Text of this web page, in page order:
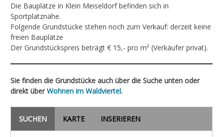
Die Bauplätze in Klein Meiseldorf befinden sich in
Sportplatznähe.
Folgende Grundstücke stehen noch zum Verkauf: derzeit keine
freien Bauplätze
Der Grundstückspreis beträgt € 15,- pro m² (Verkäufer privat).
Sie finden die Grundstücke auch über die Suche unten oder
direkt überWohnen im Waldviertel.
SUCHEN KARTE INSERIEREN